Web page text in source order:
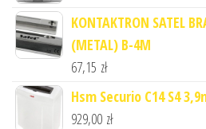
KONTAKTRON SATEL
(METAL) B-4M
67,15 zł
Hsm Securio C14 S4
929,00 zł